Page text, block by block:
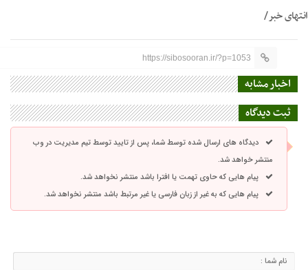
انتهای خبر/
https://sibosooran.ir/?p=1053
اخبار مشابه
ثبت دیدگاه
دیدگاه های ارسال شده توسط شما، پس از تایید توسط تیم مدیریت در وب
منتشر خواهد شد.
پیام هایی که حاوی تهمت یا افترا باشد منتشر نخواهد شد.
پیام هایی که به غیر از زبان فارسی یا غیر مرتبط باشد منتشر نخواهد شد.